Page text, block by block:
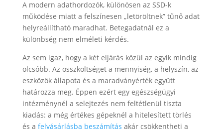
A modern adathordozók, különösen az SSD-k
működése miatt a felszínesen „letöröltnek” tűnő adat
helyreállítható maradhat. Betegadatnál ez a
különbség nem elméleti kérdés.
Az sem igaz, hogy a két eljárás közül az egyik mindig
olcsóbb. Az összköltséget a mennyiség, a helyszín, az
eszközök állapota és a maradványérték együtt
határozza meg. Éppen ezért egy egészségügyi
intézménynél a selejtezés nem feltétlenül tiszta
kiadás: a még értékes gépeknél a hitelesített törlés
és a felvásárlásba beszámítás akár csökkentheti a